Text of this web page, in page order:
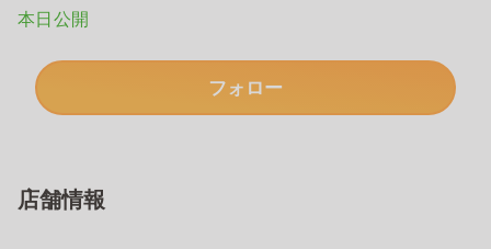
本日公開
フォロー
店舗情報